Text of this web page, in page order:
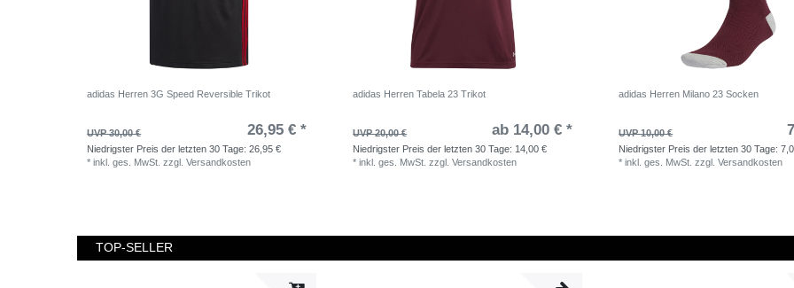
adidas Herren 3G Speed Reversible Trikot
UVP 30,00 € 26,95 € *
Niedrigster Preis der letzten 30 Tage:26,95 €
*inkl. ges. MwSt. zzgl.Versandkosten
adidas Herren Tabela 23 Trikot
UVP 20,00 € ab 14,00 € *
Niedrigster Preis der letzten 30 Tage: 14,00 €
*inkl. ges. MwSt. zzgl.Versandkosten
adidas Herren Milano 23 Socken
UVP 10,00 €
Niedrigster Preis der letzten 30 Tage:
*inkl. ges. MwSt. zzgl.Versandkosten
TOP-SELLER